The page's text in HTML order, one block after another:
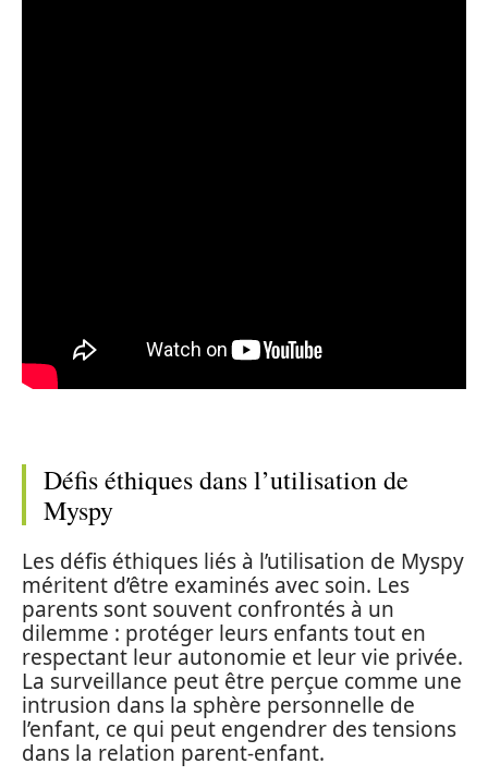
Défis éthiques dans l’utilisation de
Myspy
Les défis éthiques liés à l’utilisation de Myspy
méritent d’être examinés avec soin. Les
parents sont souvent confrontés à un
dilemme : protéger leurs enfants tout en
respectant leur autonomie et leur vie privée.
La surveillance peut être perçue comme une
intrusion dans la sphère personnelle de
l’enfant, ce qui peut engendrer des tensions
dans la relation parent-enfant.